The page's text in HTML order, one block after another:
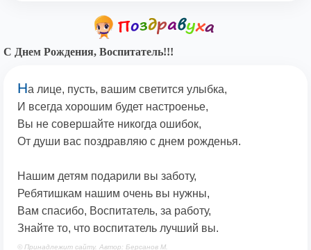
С Днем Рождения, Воспитатель!!!
На лице, пусть, вашим светится улыбка,
И всегда хорошим будет настроенье,
Вы не совершайте никогда ошибок,
От души вас поздравляю с днем рожденья.
Нашим детям подарили вы заботу,
Ребятишкам нашим очень вы нужны,
Вам спасибо, Воспитатель, за работу,
Знайте то, что воспитатель лучший вы.
© Принадлежит сайту. Автор: Берсанов М.